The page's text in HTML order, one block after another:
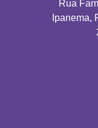
Rua
Ipanema,